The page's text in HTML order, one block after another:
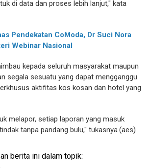
di data dan proses lebih lanjut," kata
Pendekatan CoModa, Dr Suci Nora
Webinar Nasional
kepada seluruh masyarakat maupun
segala sesuatu yang dapat mengganggu
aktifitas kos kosan dan hotel yang
melapor, setiap laporan yang masuk
tanpa pandang bulu," tukasnya.(aes)
berita ini dalam topik: